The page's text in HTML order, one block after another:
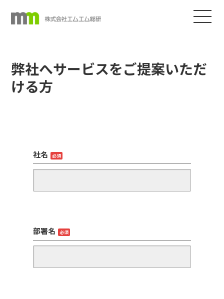
弊社へサービスをご提案いただ
ける方
社名 必須
部署名 必須